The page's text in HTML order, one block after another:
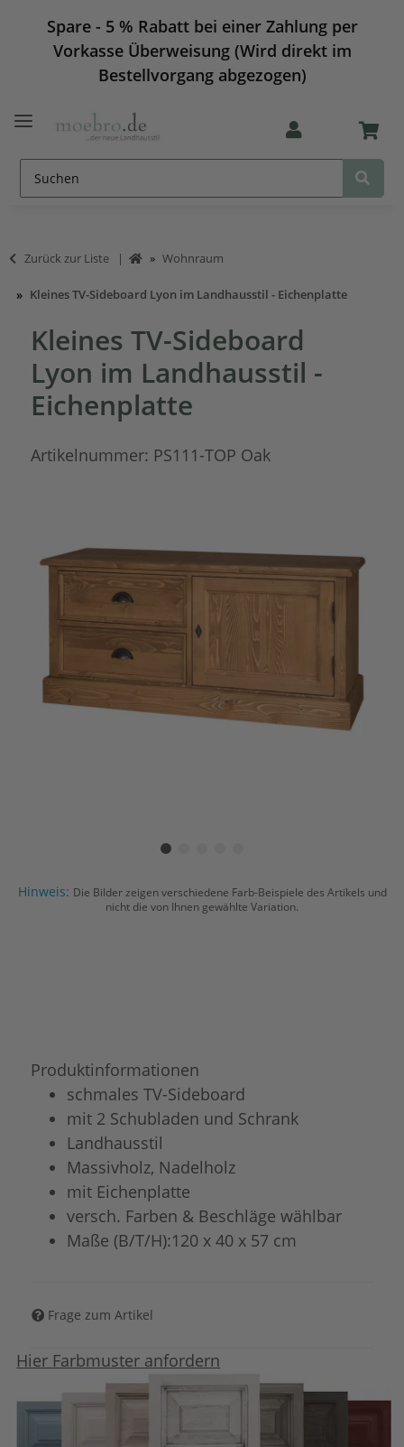
Spare - 5 % Rabatt bei einer Zahlung per
Vorkasse Überweisung (Wird direkt im
Bestellvorgang abgezogen)
Zurück zur Liste Wohnraum
Kleines TV-Sideboard Lyon im Landhausstil - Eichenplatte
Kleines TV-Sideboard
Lyon im Landhausstil -
Eichenplatte
Artikelnummer: PS111-TOP Oak
Hinweis: Die Bilder zeigen verschiedene Farb-Beispiele des Artikels und
nicht die von Ihnen gewählte Variation.
Produktinformationen
schmales TV-Sideboard
mit 2 Schubladen und Schrank
Landhausstil
Massivholz, Nadelholz
mit Eichenplatte
versch. Farben & Beschläge wählbar
Maße (B/T/H):120 x 40 x 57 cm
Frage zum Artikel
Hier Farbmuster anfordern